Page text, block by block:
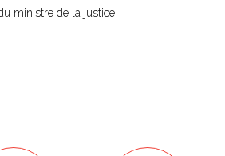
ministre de la justice